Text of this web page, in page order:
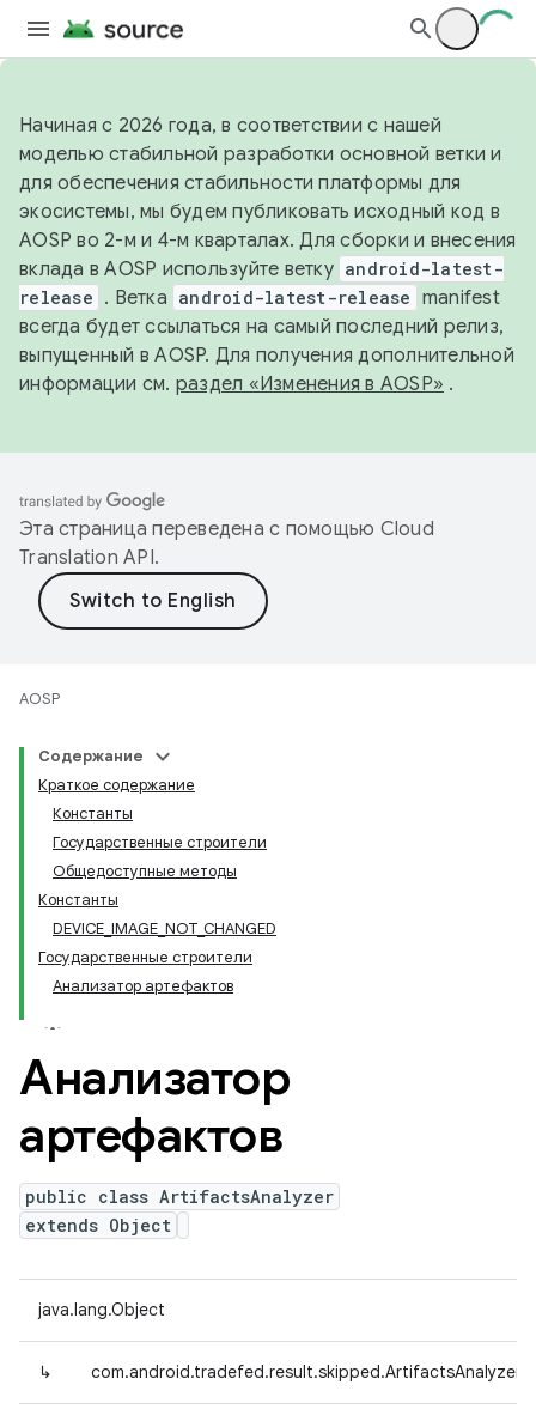
Начиная с 2026 года, в соответствии с нашей
моделью стабильной разработки основной ветки и
для обеспечения стабильности платформы для
экосистемы, мы будем публиковать исходный код в
AOSP во 2-м и 4-м кварталах. Для сборки и внесения
вклада в AOSP используйте ветку android-latest-
release . Ветка android-latest-release manifest
всегда будет ссылаться на самый последний релиз,
выпущенный в AOSP. Для получения дополнительной
информации см. раздел «Изменения в AOSP» .
Эта страница переведена с помощью Cloud
Translation API.
AOSP
Содержание
Краткое содержание
Константы
Государственные строители
Общедоступные методы
Константы
DEVICE_IMAGE_NOT_CHANGED
Государственные строители
Анализатор артефактов
Анализатор
артефактов
public class ArtifactsAnalyzer
extends Object
java.lang.Object
↳ com.android.tradefed.result.skipped.ArtifactsAnalyzer